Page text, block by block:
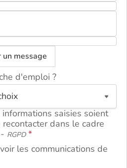
un message
d'emploi ?
saisies soient
dans le cadre
RGPD
les communications de
ou